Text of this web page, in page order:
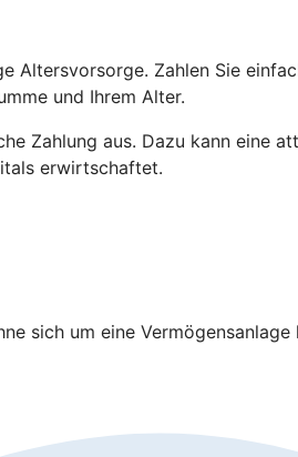
Altersvorsorge. Zahlen Sie
und Ihrem Alter.
Zahlung aus. Dazu kann eine
erwirtschaftet.
sich um eine Vermögensanlage